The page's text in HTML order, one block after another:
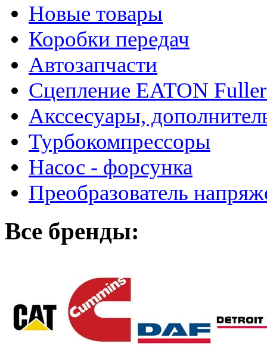
Новые товары
Коробки передач
Автозапчасти
Сцепление EATON
Акссесуары,
Турбокомпрессоры
Насос - форсунка
Преобразователь
Все бренды: